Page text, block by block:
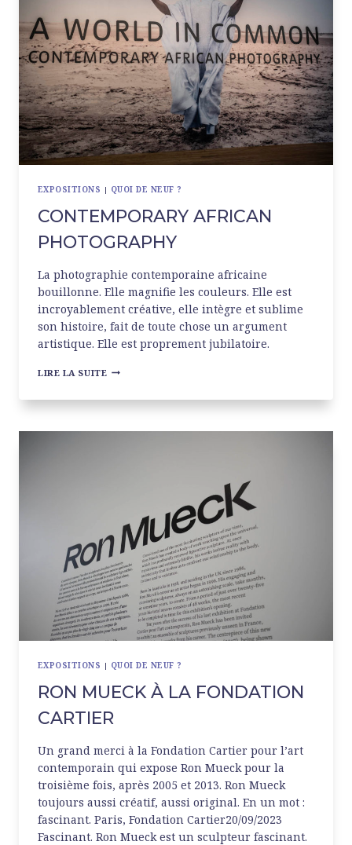
EXPOSITIONS | QUOI DE NEUF ?
CONTEMPORARY AFRICAN
PHOTOGRAPHY
La photographie contemporaine africaine
bouillonne. Elle magnifie les couleurs. Elle est
incroyablement créative, elle intègre et sublime
son histoire, fait de toute chose un argument
artistique. Elle est proprement jubilatoire.
LIRE LA SUITE CONTEMPORARY
PHOTOGRAPHY
EXPOSITIONS | QUOI DE NEUF ?
RON MUECK À LA FONDATION
CARTIER
Un grand merci à la Fondation Cartier pour l’art
contemporain qui expose Ron Mueck pour la
troisième fois, après 2005 et 2013. Ron Mueck
toujours aussi créatif, aussi original. En un mot :
fascinant. Paris, Fondation Cartier20/09/2023
Fascinant. Ron Mueck est un sculpteur fascinant.